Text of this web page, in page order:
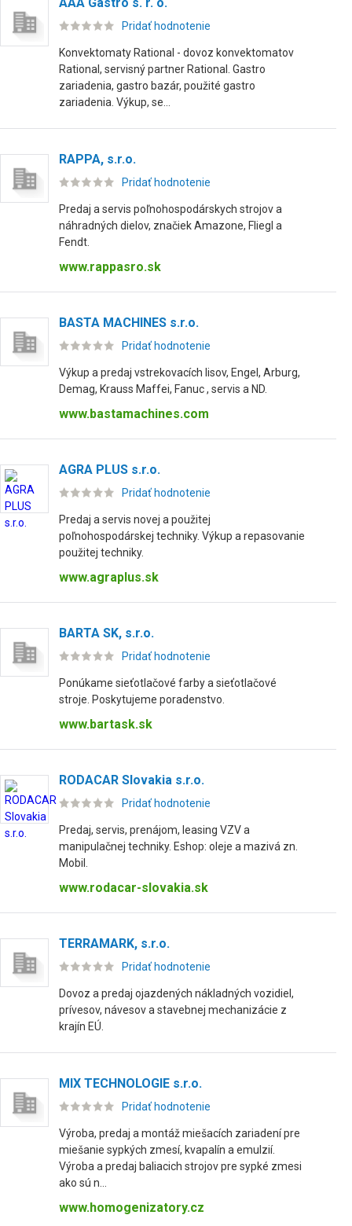
Pridať hodnotenie
Konvektomaty Rational - dovoz konvektomatov
Rational, servisný partner Rational. Gastro
zariadenia, gastro bazár, použité gastro
zariadenia. Výkup, se...
RAPPA, s.r.o.
Pridať hodnotenie
Predaj a servis poľnohospodárskych strojov a
náhradných dielov, značiek Amazone, Fliegl a
Fendt.
www.rappasro.sk
BASTA MACHINES s.r.o.
Pridať hodnotenie
Výkup a predaj vstrekovacích lisov, Engel, Arburg,
Demag, Krauss Maffei, Fanuc , servis a ND.
www.bastamachines.com
AGRA PLUS s.r.o.
Pridať hodnotenie
Predaj a servis novej a použitej
poľnohospodárskej techniky. Výkup a repasovanie
použitej techniky.
www.agraplus.sk
BARTA SK, s.r.o.
Pridať hodnotenie
Ponúkame sieťotlačové farby a sieťotlačové
stroje. Poskytujeme poradenstvo.
www.bartask.sk
RODACAR Slovakia s.r.o.
Pridať hodnotenie
Predaj, servis, prenájom, leasing VZV a
manipulačnej techniky. Eshop: oleje a mazivá zn.
Mobil.
www.rodacar-slovakia.sk
TERRAMARK, s.r.o.
Pridať hodnotenie
Dovoz a predaj ojazdených nákladných vozidiel,
prívesov, návesov a stavebnej mechanizácie z
krajín EÚ.
MIX TECHNOLOGIE s.r.o.
Pridať hodnotenie
Výroba, predaj a montáž miešacích zariadení pre
miešanie sypkých zmesí, kvapalín a emulzií.
Výroba a predaj baliacich strojov pre sypké zmesi
ako sú n...
www.homogenizatory.cz